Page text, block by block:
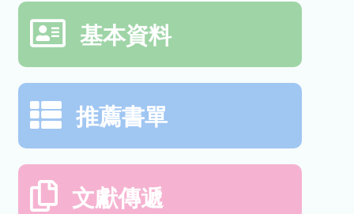
基本資料
推薦書單
文獻傳遞